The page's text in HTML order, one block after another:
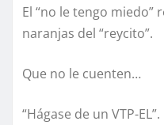
El “no le tengo
naranjas del “reycito”.
Que no le cuenten…
“Hágase de un VTP-